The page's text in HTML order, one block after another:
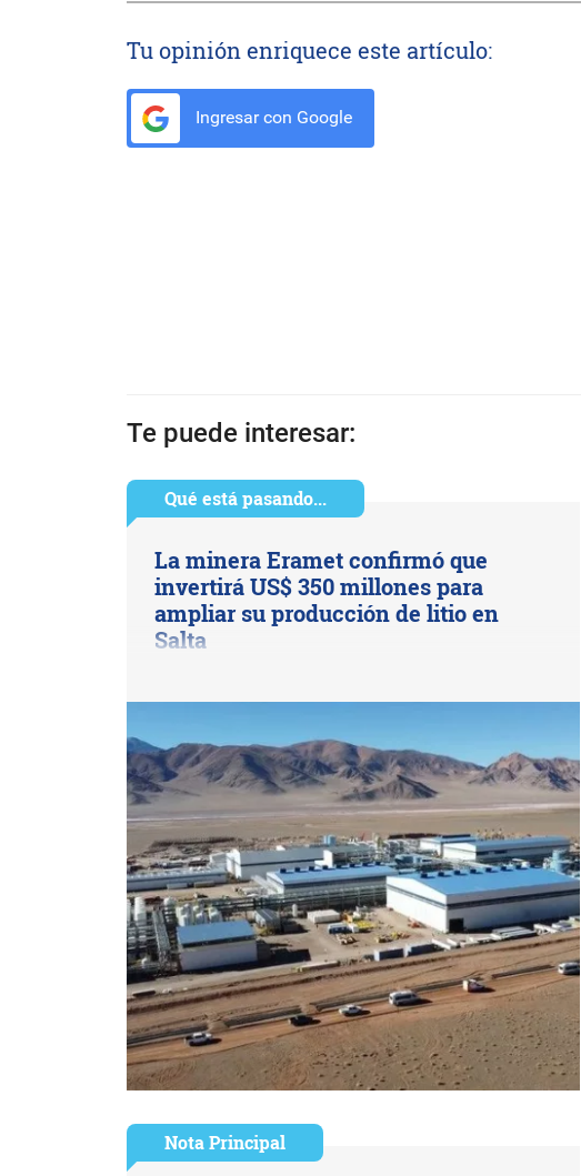
Tu opinión enriquece este artículo:
Ingresar con Google
Te puede interesar:
Qué está pasando...
La minera Eramet confirmó que
invertirá US$ 350 millones para
ampliar su producción de litio en
Salta
Nota Principal